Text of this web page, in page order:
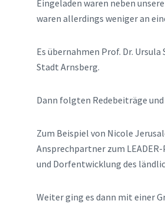
Eingeladen waren neben
waren allerdings weniger an
Es übernahmen Prof. Dr.
Stadt Arnsberg.
Dann folgten Redebeiträge
Zum Beispiel von Nicole
Ansprechpartner zum
und Dorfentwicklung des
Weiter ging es dann mit einer